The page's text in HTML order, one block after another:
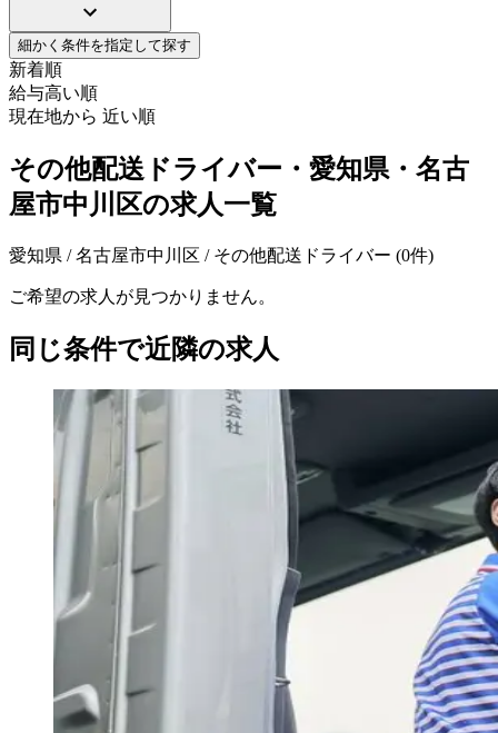
細かく条件を指定して探す
新着順
給与高い順
現在地から 近い順
その他配送ドライバー・愛知県・名古
屋市中川区の求人一覧
愛知県 / 名古屋市中川区 / その他配送ドライバー (0件)
ご希望の求人が見つかりません。
同じ条件で近隣の求人